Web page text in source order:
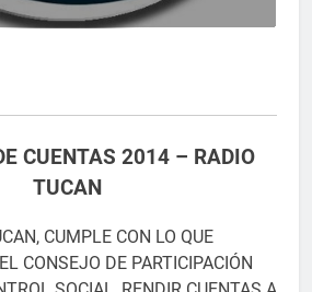
CUENTAS 2014 – RADIO
TUCAN
CUMPLE CON LO QUE
CONSEJO DE PARTICIPACIÓN